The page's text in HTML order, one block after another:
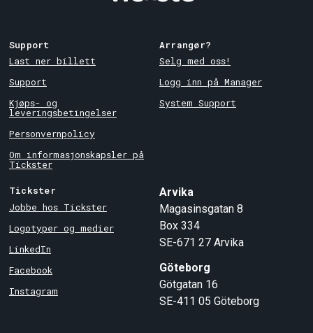
Support
Last ner billett
Support
Kjøps- og
leveringsbetingelser
Personvernpolicy
Om informasjonskapsler på
Tickster
Arrangør?
Selg med oss!
Logg inn på Manager
System Support
Tickster
Jobbe hos Tickster
Logotyper og medier
LinkedIn
Facebook
Instagram
Arvika
Magasinsgatan 8
Box 334
SE-671 27 Arvika
Göteborg
Götgatan 16
SE-411 05 Göteborg